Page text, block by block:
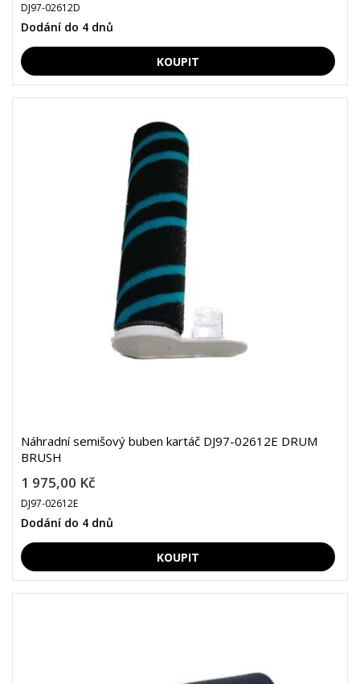
DJ97-02612D
Dodání do 4 dnů
Náhradní semišový buben kartáč DJ97-02612E DRUM
BRUSH
1 975,00 Kč
DJ97-02612E
Dodání do 4 dnů